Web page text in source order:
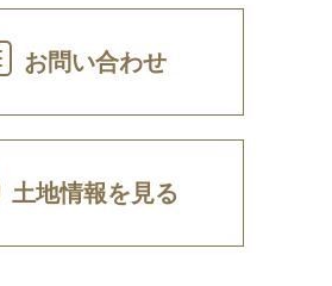
お問い合わせ
土地情報を見る